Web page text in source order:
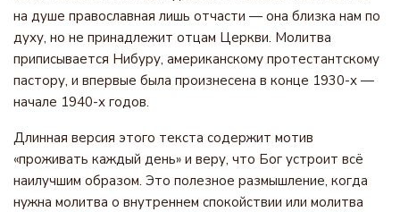
на душе православная лишь отчасти — она близка нам по
духу, но не принадлежит отцам Церкви. Молитва
приписывается Нибуру, американскому протестантскому
пастору, и впервые была произнесена в конце 1930-х —
начале 1940-х годов.
Длинная версия этого текста содержит мотив
«проживать каждый день» и веру, что Бог устроит всё
наилучшим образом. Это полезное размышление, когда
нужна молитва о внутреннем спокойствии или молитва